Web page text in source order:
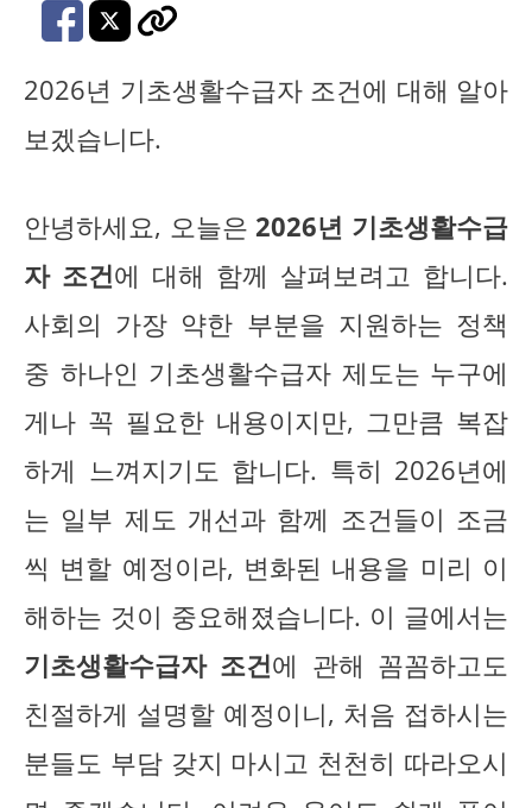
2026년 기초생활수급자 조건에 대해 알아
보겠습니다.
안녕하세요, 오늘은2026년 기초생활수급
자 조건에 대해 함께 살펴보려고 합니다.
사회의 가장 약한 부분을 지원하는 정책
중 하나인 기초생활수급자 제도는 누구에
게나 꼭 필요한 내용이지만, 그만큼 복잡
하게 느껴지기도 합니다. 특히 2026년에
는 일부 제도 개선과 함께 조건들이 조금
씩 변할 예정이라, 변화된 내용을 미리 이
해하는 것이 중요해졌습니다. 이 글에서는
기초생활수급자 조건에 관해 꼼꼼하고도
친절하게 설명할 예정이니, 처음 접하시는
분들도 부담 갖지 마시고 천천히 따라오시